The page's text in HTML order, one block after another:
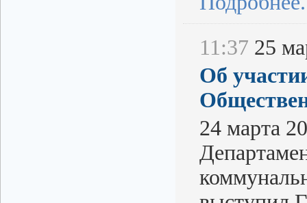
11:37 25
Об
24 марта